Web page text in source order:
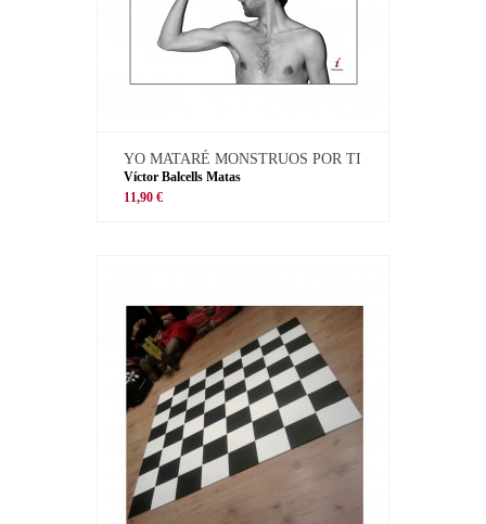
YO MATARÉ MONSTRUOS POR TI
Víctor Balcells Matas
11,90 €